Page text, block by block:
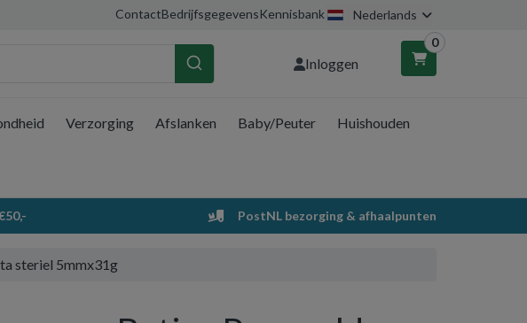
ContactBedrijfsgegevensKennisbank Nederlands
Inloggen
0
Winkelwagen
Uw winkelwagen is leeg.
Vul hem met producten.
Verzorging Afslanken Baby/Peuter Huishouden
PostNL bezorging & afhaalpunten
steriel 5mmx31g